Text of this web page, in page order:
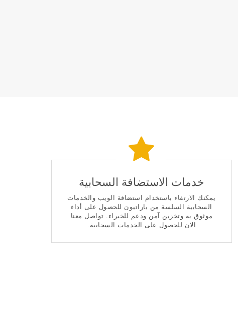
خدمات الاستضافة السحابية
يمكنك الارتقاء باستخدام استضافة الويب والخدمات
السحابية السلسة من باراتيون للحصول على أداء
موثوق به وتخزين آمن ودعم للخبراء. تواصل معنا
الان للحصول على الخدمات السحابية.